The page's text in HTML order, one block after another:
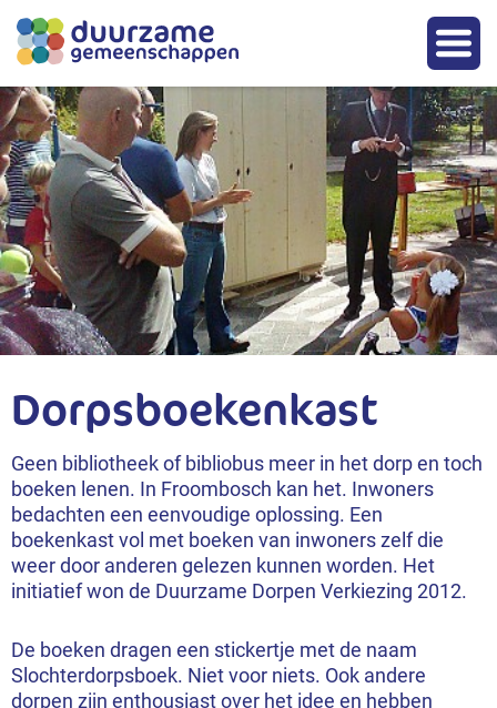
Dorpsboekenkast
Geen bibliotheek of bibliobus meer in het dorp en toch
boeken lenen. In Froombosch kan het. Inwoners
bedachten een eenvoudige oplossing. Een
boekenkast vol met boeken van inwoners zelf die
weer door anderen gelezen kunnen worden. Het
initiatief won de Duurzame Dorpen Verkiezing 2012.
De boeken dragen een stickertje met de naam
Slochterdorpsboek. Niet voor niets. Ook andere
dorpen zijn enthousiast over het idee en hebben